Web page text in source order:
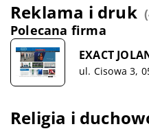
Reklama i druk
Polecana firma
EXACT
ul. Cisowa 3,
Religia i